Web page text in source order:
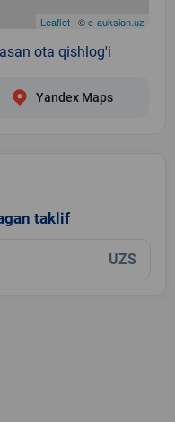
Leaflet | ©e-auksion.uz
ota qishlog'i
Yandex Maps
taklif
UZS